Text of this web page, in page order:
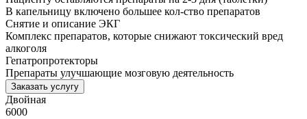
В капельницу включено большее кол-ство препаратов
Снятие и описание ЭКГ
Комплекс препаратов, которые снижают токсический вред
алкоголя
Гепатропротекторы
Препараты улучшающие мозговую деятельность
Заказать услугу
Двойная
6000